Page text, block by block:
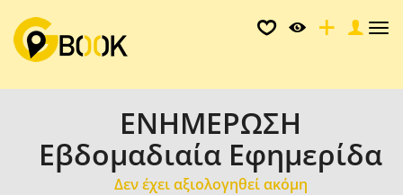
ΕΝΗΜΕΡΩΣΗ
Εβδομαδιαία Εφημερίδα
Δεν έχει αξιολογηθεί ακόμη